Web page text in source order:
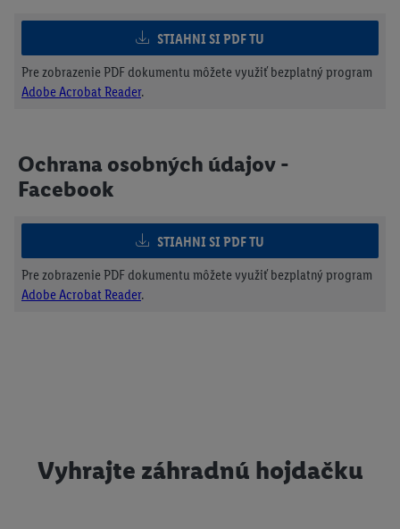
STIAHNI SI PDF TU
Pre zobrazenie PDF dokumentu môžete využiť bezplatný program
Adobe Acrobat Reader.
Ochrana osobných údajov -
Facebook
STIAHNI SI PDF TU
Pre zobrazenie PDF dokumentu môžete využiť bezplatný program
Adobe Acrobat Reader.
Vyhrajte záhradnú hojdačku